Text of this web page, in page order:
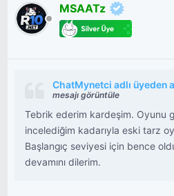
MSAATz
ChatMynetci adlı üyeden
mesajı görüntüle
Tebrik ederim kardeşim. Oyunu
incelediğim kadarıyla eski tarz
Başlangıç seviyesi için bence
devamını dilerim.